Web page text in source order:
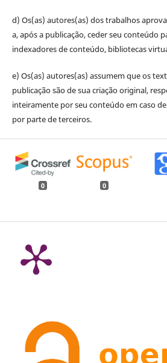
d) Os(as) autores(as) dos trabalhos
a, após a publicação, ceder seu conteúdo
indexadores de conteúdo, bibliotecas
e) Os(as) autores(as) assumem que os
publicação são de sua criação original,
inteiramente por seu conteúdo em caso
por parte de terceiros.
0 0